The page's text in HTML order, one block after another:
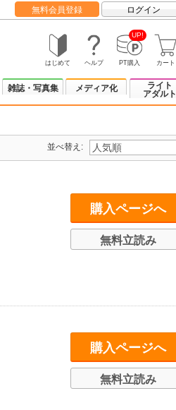
無料会員登録 ログイン
はじめて ヘルプ
UP!
PT購入 カート
雑誌・写真集 メディア化
ライト
アダルト
並べ替え:
購入ページへ
無料立読み
購入ページへ
無料立読み